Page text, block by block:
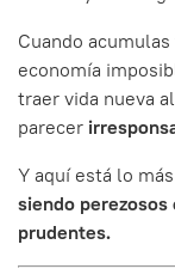
Cuando
economía
traer vida nueva
parecer
Y aquí está lo
siendo
prudentes.